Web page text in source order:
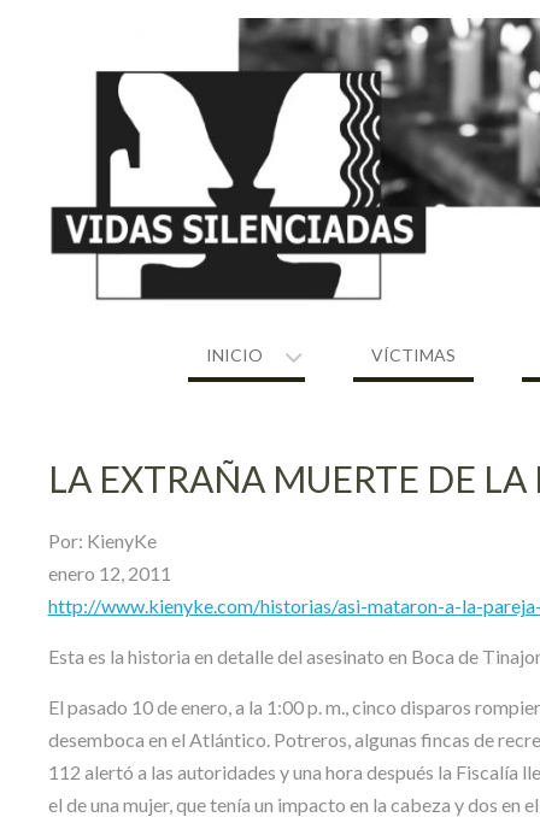
INICIO VÍCTIMAS
LA EXTRAÑA MUERTE DE LA
Por: KienyKe
enero 12, 2011
http://www.kienyke.com/historias/asi-mataron-a-la-
Esta es la historia en detalle del asesinato en Boca de
El pasado 10 de enero, a la 1:00 p. m., cinco disparos
desemboca en el Atlántico. Potreros, algunas fincas de
112 alertó a las autoridades y una hora después la Fiscalía
el de una mujer, que tenía un impacto en la cabeza y dos